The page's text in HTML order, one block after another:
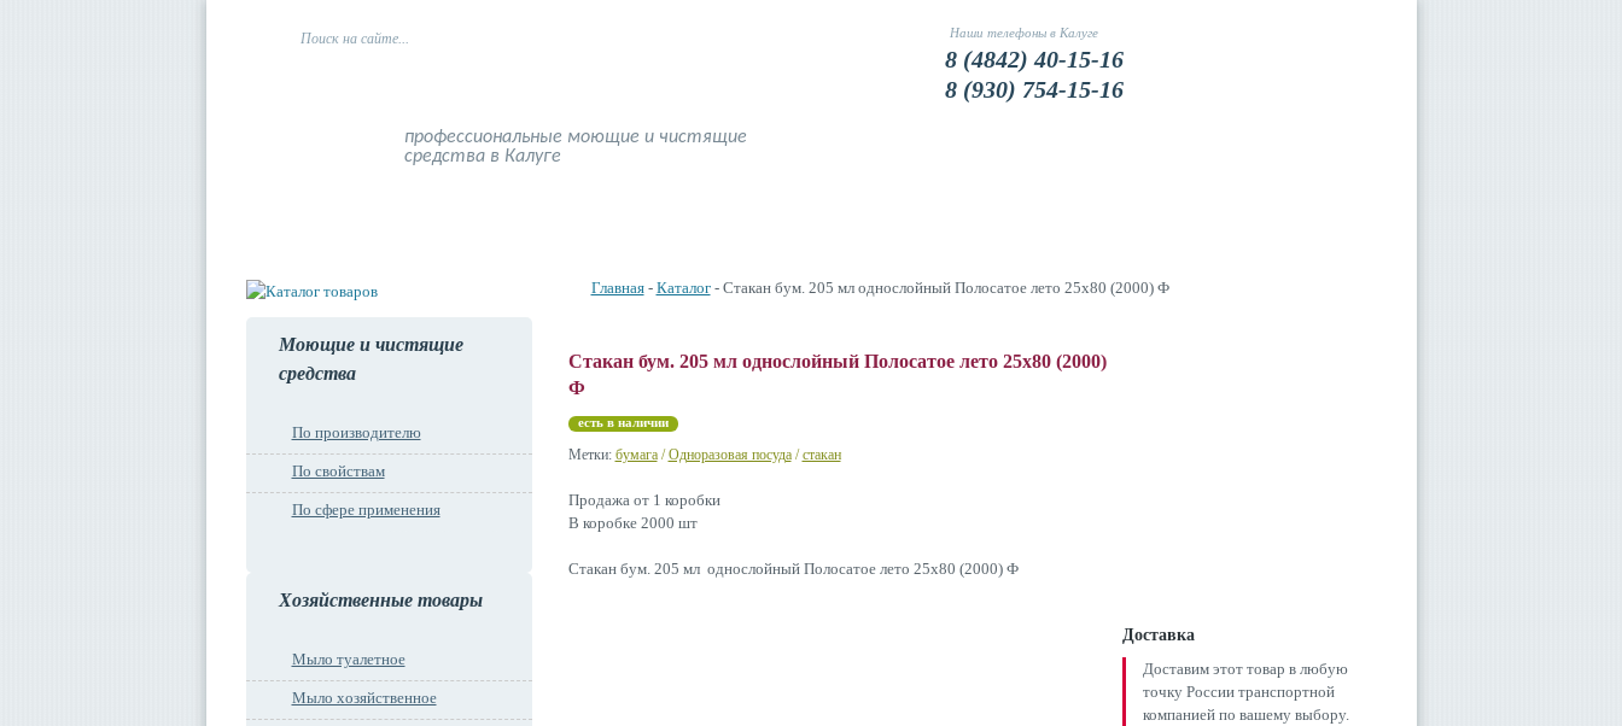
профессиональные моющие и чистящие
средства в Калуге
Наши телефоны в Калуге
8 (4842) 40-15-16
8 (930) 754-15-16
Моющие и чистящие
средства
По производителю
По свойствам
По сфере применения
Хозяйственные товары
Мыло туалетное
Мыло хозяйственное
Главная- Каталог- Стакан бум. 205 мл однослойный Полосатое лето 25х80 (2000) Ф
Стакан бум. 205 мл однослойный Полосатое лето 25х80 (2000)
Ф
есть в наличии
Доставка
Доставим этот товар в любую
точку России транспортной
компанией по вашему выбору.
Метки: бумага/Одноразовая посуда/стакан
Продажа от 1 коробки
В коробке 2000 шт
Стакан бум. 205 мл однослойный Полосатое лето 25х80 (2000) Ф